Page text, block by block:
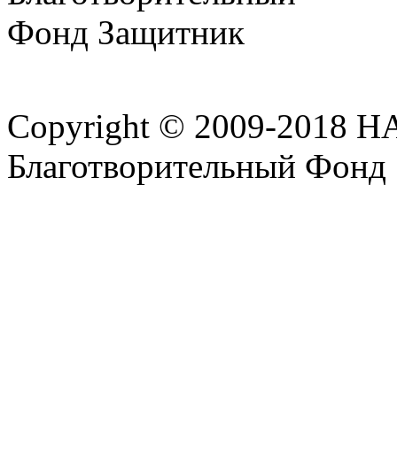
Copyright © 2009-2018
Благотворительный